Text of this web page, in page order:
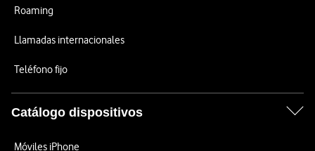
Roaming
Llamadas internacionales
Teléfono fijo
Catálogo dispositivos
Móviles iPhone